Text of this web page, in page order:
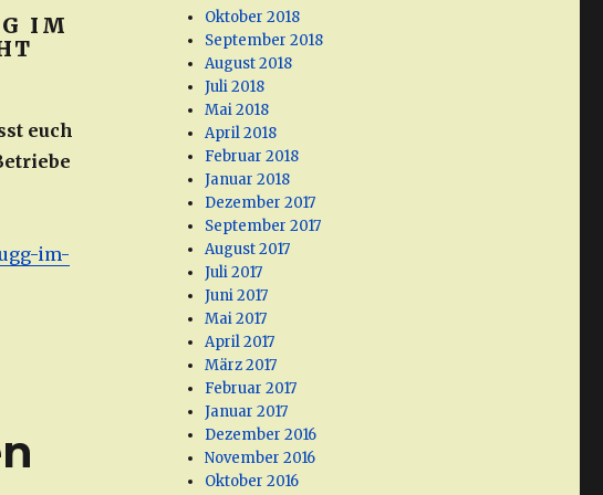
IM
euch
im-
Oktober 2018
September 2018
August 2018
Juli 2018
Mai 2018
April 2018
Februar 2018
Januar 2018
Dezember 2017
September 2017
August 2017
Juli 2017
Juni 2017
Mai 2017
April 2017
März 2017
Februar 2017
Januar 2017
Dezember 2016
November 2016
Oktober 2016